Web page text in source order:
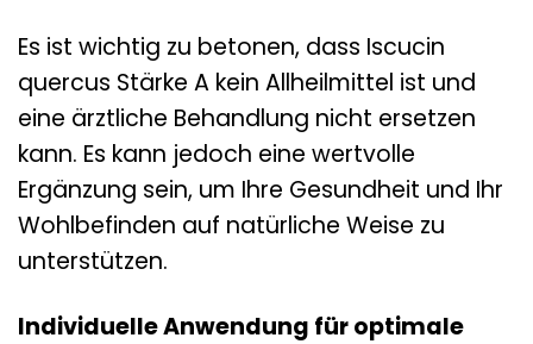
Es ist wichtig zu betonen, dass Iscucin
quercus Stärke A kein Allheilmittel ist und
eine ärztliche Behandlung nicht ersetzen
kann. Es kann jedoch eine wertvolle
Ergänzung sein, um Ihre Gesundheit und Ihr
Wohlbefinden auf natürliche Weise zu
unterstützen.
Individuelle Anwendung für optimale